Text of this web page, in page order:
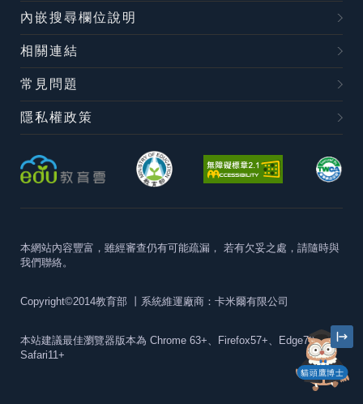
貓頭鷹博士
內嵌搜尋欄位說明
相關連結
常見問題
隱私權政策
本網站內容豐富，雖經審查仍有可能疏漏， 若有欠妥之處，請隨時與
我們聯絡。
Copyright©2014教育部 丨系統維運廠商：卡米爾有限公司
本站建議最佳瀏覽器版本為 Chrome 63+、Firefox57+、Edge79+及
Safari11+